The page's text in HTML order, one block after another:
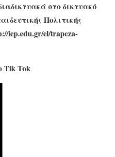
στο δικτυακό
Πολιτικής
iep.edu.gr/el/trapeza-
Tik Tok